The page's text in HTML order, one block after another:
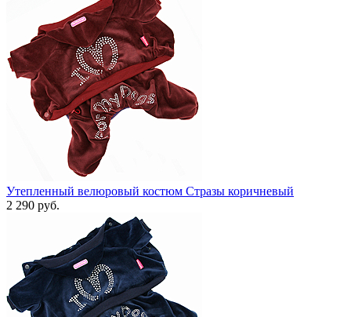
Утепленный велюровый костюм Стразы коричневый
2 290 руб.